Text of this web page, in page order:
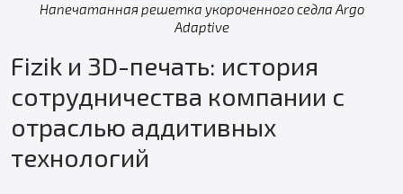
Напечатанная решетка укороченного седла Argo
Adaptive
Fizik и 3D-печать: история
сотрудничества компании с
отраслью аддитивных
технологий